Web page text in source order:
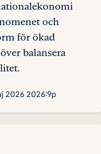
och
för ökad
balansera
2026 2026:9p